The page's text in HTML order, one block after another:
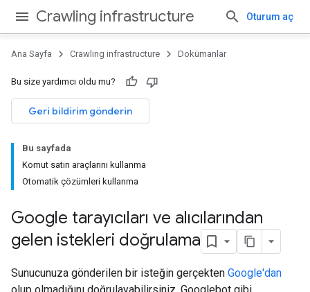
Crawling infrastructure Oturum aç
Ana Sayfa Crawling infrastructure Dokümanlar
Bu size yardımcı oldu mu?
Geri bildirim gönderin
Bu sayfada
Komut satırı araçlarını kullanma
Otomatik çözümleri kullanma
Google tarayıcıları ve alıcılarından
gelen istekleri doğrulama
Sunucunuza gönderilen bir isteğin gerçekten Google'dan